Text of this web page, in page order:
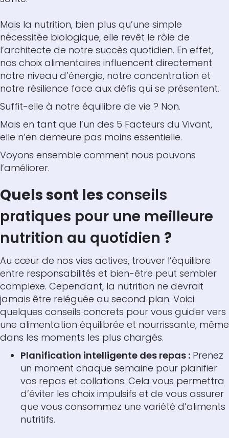
Mais la nutrition, bien plus qu’une simple
nécessitée biologique, elle revêt le rôle de
l’architecte de notre succès quotidien. En effet,
nos choix alimentaires influencent directement
notre niveau d’énergie, notre concentration et
notre résilience face aux défis qui se présentent.
Suffit-elle à notre équilibre de vie ? Non.
Mais en tant que l’un des 5 Facteurs du Vivant,
elle n’en demeure pas moins essentielle.
Voyons ensemble comment nous pouvons
l’améliorer.
Quels sont les conseils
pratiques pour une meilleure
nutrition au quotidien ?
Au cœur de nos vies actives, trouver l’équilibre
entre responsabilités et bien-être peut sembler
complexe. Cependant, la nutrition ne devrait
jamais être reléguée au second plan. Voici
quelques conseils concrets pour vous guider vers
une alimentation équilibrée et nourrissante, même
dans les moments les plus chargés.
Planification intelligente des repas : Prenez
un moment chaque semaine pour planifier
vos repas et collations. Cela vous permettra
d’éviter les choix impulsifs et de vous assurer
que vous consommez une variété d’aliments
nutritifs.